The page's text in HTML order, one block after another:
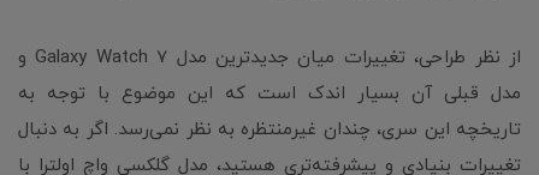
از نظر طراحی، تغییرات میان جدیدترین مدل Galaxy Watch 7 و
مدل قبلی آن بسیار اندک است که این موضوع با توجه به
تاریخچه این سری، چندان غیرمنتظره به نظر نمی‌رسد. اگر به دنبال
تغییرات بنیادی و پیشرفته‌تری هستید، مدل گلکسی واچ اولترا با